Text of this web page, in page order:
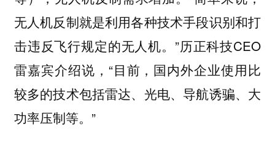
无人机反制就是利用各种技术手段识别和打
击违反飞行规定的无人机。”历正科技CEO
雷嘉宾介绍说，“目前，国内外企业使用比
较多的技术包括雷达、光电、导航诱骗、大
功率压制等。”